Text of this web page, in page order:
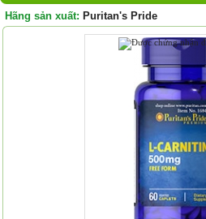
Hãng sản xuất: Puritan's Pride